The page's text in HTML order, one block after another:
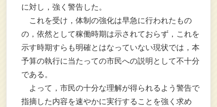
に対し，強く警告した。
これを受け，体制の強化は早急に行われたもの
の，依然として稼働時期は示されておらず，これを
示す時期すらも明確とはなっていない現状では，本
予算の執行に当たっての市民への説明として不十分
である。
よって，市民の十分な理解が得られるよう警告で
指摘した内容を速やかに実行することを強く求め